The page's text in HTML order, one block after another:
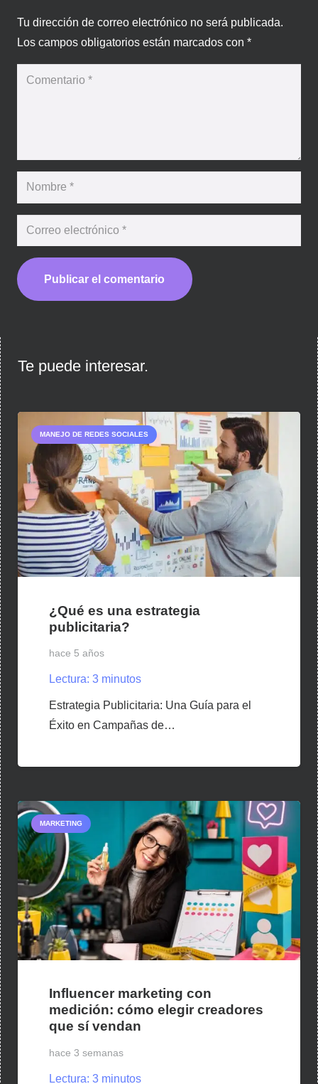
Tu dirección de correo electrónico no será publicada.
Los campos obligatorios están marcados con *
Publicar el comentario
Te puede interesar.
MANEJO DE REDES SOCIALES
¿Qué es una estrategia
publicitaria?
hace 5 años
Lectura: 3 minutos
Estrategia Publicitaria: Una Guía para el
Éxito en Campañas de…
MARKETING
Influencer marketing con
medición: cómo elegir creadores
que sí vendan
hace 3 semanas
Lectura: 3 minutos